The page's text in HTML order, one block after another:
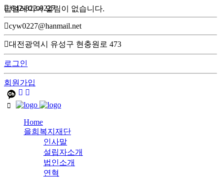
팝업레이어 알림이 없습니다.
042-822-0227
cyw0227@hanmail.net
대전광역시 유성구 현충원로 473
로그인
회원가입
Home
을희복지재단
인사말
설립자소개
법인소개
연혁